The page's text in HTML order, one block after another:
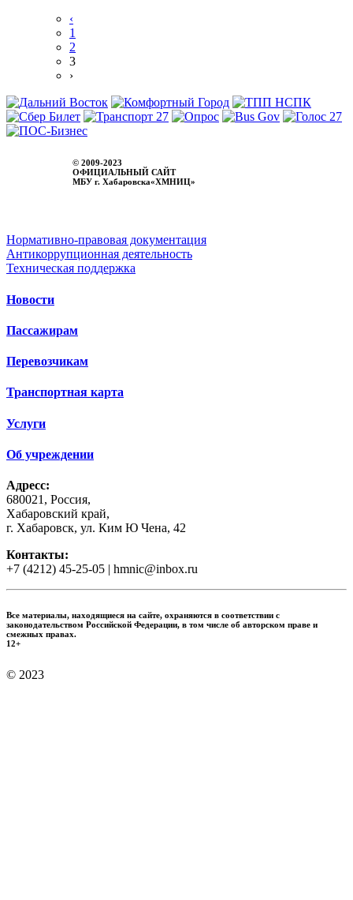
‹
1
2
3
›
© 2009-2023
ОФИЦИАЛЬНЫЙ САЙТ
МБУ г. Хабаровска«ХМНИЦ»
Нормативно-правовая документация
Антикоррупционная деятельность
Техническая поддержка
Новости
Пассажирам
Перевозчикам
Транспортная карта
Услуги
Об учреждении
Адресс:
680021, Россия,
Хабаровский край,
г. Хабаровск, ул. Ким Ю Чена, 42
Контакты:
+7 (4212) 45-25-05 | hmnic@inbox.ru
Все материалы, находящиеся на сайте, охраняются в соответствии с
законодательством Российской Федерации, в том числе об авторском праве и
смежных правах.
12+
© 2023